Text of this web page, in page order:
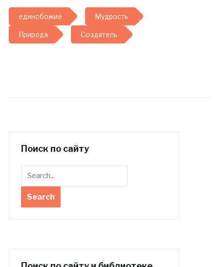
единобожие Мудрость
Природа Создатель
Поиск по сайту